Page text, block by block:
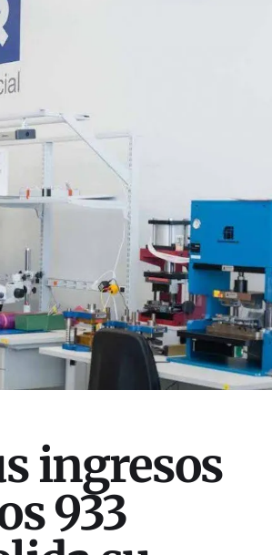
ingresos
933